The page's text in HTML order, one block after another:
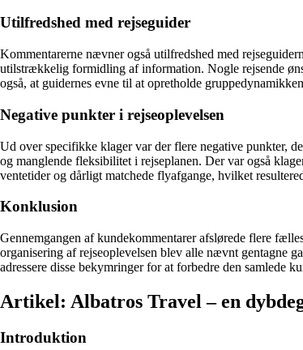
Utilfredshed med rejseguider
Kommentarerne nævner også utilfredshed med
utilstrækkelig formidling af information. Nogle rejsende
også, at guidernes evne til at opretholde
Negative punkter i rejseoplevelsen
Ud over specifikke klager var der flere negative punkter,
og manglende fleksibilitet i rejseplanen. Der var også
ventetider og dårligt matchede flyafgange, hvilket
Konklusion
Gennemgangen af ​​kundekommentarer afslørede flere
organisering af rejseoplevelsen blev alle nævnt gentagne
adressere disse bekymringer for at forbedre den samlede
Artikel: Albatros Travel – en
Introduktion